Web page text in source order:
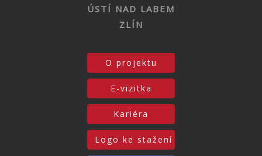
ÚSTÍ NAD LABEM
ZLÍN
O projektu
E-vizitka
Kariéra
Logo ke stažení